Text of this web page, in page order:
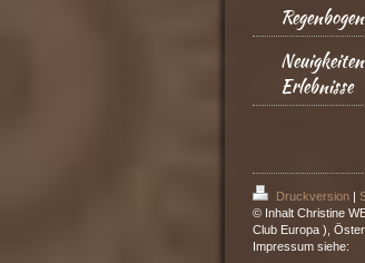
Erlebnisse
Druckversion |
© Inhalt Christine
Club Europa ),
Impressum siehe: